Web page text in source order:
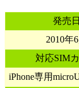
発売日
2010年6
対応SIM
iPhone専用